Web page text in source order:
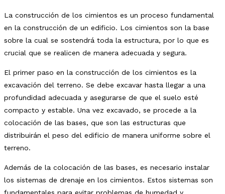
La construcción de los cimientos es un proceso fundamental
en la construcción de un edificio. Los cimientos son la base
sobre la cual se sostendrá toda la estructura, por lo que es
crucial que se realicen de manera adecuada y segura.
El primer paso en la construcción de los cimientos es la
excavación del terreno. Se debe excavar hasta llegar a una
profundidad adecuada y asegurarse de que el suelo esté
compacto y estable. Una vez excavado, se procede a la
colocación de las bases, que son las estructuras que
distribuirán el peso del edificio de manera uniforme sobre el
terreno.
Además de la colocación de las bases, es necesario instalar
los sistemas de drenaje en los cimientos. Estos sistemas son
fundamentales para evitar problemas de humedad y